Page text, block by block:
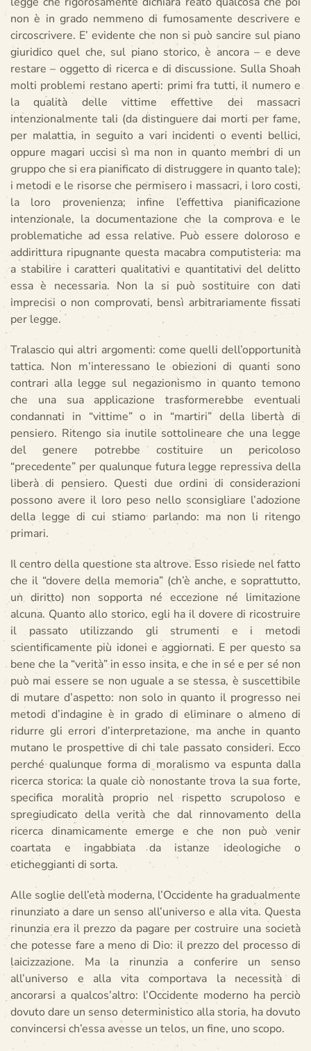
non è in grado nemmeno di fumosamente descrivere e
circoscrivere. E’ evidente che non si può sancire sul piano
giuridico quel che, sul piano storico, è ancora – e deve
restare – oggetto di ricerca e di discussione. Sulla Shoah
molti problemi restano aperti: primi fra tutti, il numero e
la qualità delle vittime effettive dei massacri
intenzionalmente tali (da distinguere dai morti per fame,
per malattia, in seguito a vari incidenti o eventi bellici,
oppure magari uccisi sì ma non in quanto membri di un
gruppo che si era pianificato di distruggere in quanto tale);
i metodi e le risorse che permisero i massacri, i loro costi,
la loro provenienza; infine l’effettiva pianificazione
intenzionale, la documentazione che la comprova e le
problematiche ad essa relative. Può essere doloroso e
addirittura ripugnante questa macabra computisteria: ma
a stabilire i caratteri qualitativi e quantitativi del delitto
essa è necessaria. Non la si può sostituire con dati
imprecisi o non comprovati, bensì arbitrariamente fissati
per legge.
Tralascio qui altri argomenti: come quelli dell’opportunità
tattica. Non m’interessano le obiezioni di quanti sono
contrari alla legge sul negazionismo in quanto temono
che una sua applicazione trasformerebbe eventuali
condannati in “vittime” o in “martiri” della libertà di
pensiero. Ritengo sia inutile sottolineare che una legge
del genere potrebbe costituire un pericoloso
“precedente” per qualunque futura legge repressiva della
liberà di pensiero. Questi due ordini di considerazioni
possono avere il loro peso nello sconsigliare l’adozione
della legge di cui stiamo parlando: ma non li ritengo
primari.
Il centro della questione sta altrove. Esso risiede nel fatto
che il “dovere della memoria” (ch’è anche, e soprattutto,
un diritto) non sopporta né eccezione né limitazione
alcuna. Quanto allo storico, egli ha il dovere di ricostruire
il passato utilizzando gli strumenti e i metodi
scientificamente più idonei e aggiornati. E per questo sa
bene che la “verità” in esso insita, e che in sé e per sé non
può mai essere se non uguale a se stessa, è suscettibile
di mutare d’aspetto: non solo in quanto il progresso nei
metodi d’indagine è in grado di eliminare o almeno di
ridurre gli errori d’interpretazione, ma anche in quanto
mutano le prospettive di chi tale passato consideri. Ecco
perché qualunque forma di moralismo va espunta dalla
ricerca storica: la quale ciò nonostante trova la sua forte,
specifica moralità proprio nel rispetto scrupoloso e
spregiudicato della verità che dal rinnovamento della
ricerca dinamicamente emerge e che non può venir
coartata e ingabbiata da istanze ideologiche o
eticheggianti di sorta.
Alle soglie dell’età moderna, l’Occidente ha gradualmente
rinunziato a dare un senso all’universo e alla vita. Questa
rinunzia era il prezzo da pagare per costruire una società
che potesse fare a meno di Dio: il prezzo del processo di
laicizzazione. Ma la rinunzia a conferire un senso
all’universo e alla vita comportava la necessità di
ancorarsi a qualcos’altro: l’Occidente moderno ha perciò
dovuto dare un senso deterministico alla storia, ha dovuto
convincersi ch’essa avesse un telos, un fine, uno scopo.